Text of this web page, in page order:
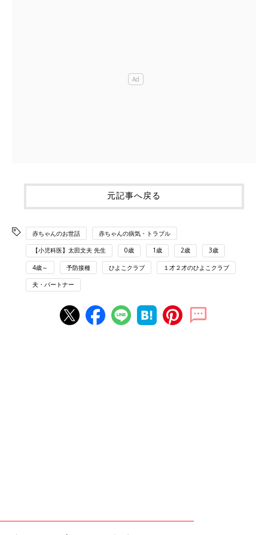
元記事へ戻る
赤ちゃんのお世話 赤ちゃんの病気・トラブル
【小児科医】太田文夫 先生 0歳 1歳 2歳 3歳
4歳～ 予防接種 ひよこクラブ １才２才のひよこクラブ
夫・パートナー